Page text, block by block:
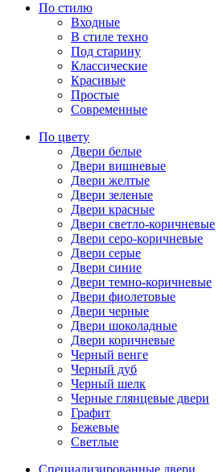
По стилю
Входные
В стиле техно
Под старину
Классические
Красивые
Простые
Современные
По цвету
Двери белые
Двери вишневые
Двери желтые
Двери зеленые
Двери красные
Двери светло-коричневые
Двери серо-коричневые
Двери серые
Двери синие
Двери темно-коричневые
Двери фиолетовые
Двери черные
Двери шоколадные
Двери коричневые
Черный венге
Черный дуб
Черный шелк
Черные глянцевые двери
Графит
Бежевые
Светлые
Специализированные двери